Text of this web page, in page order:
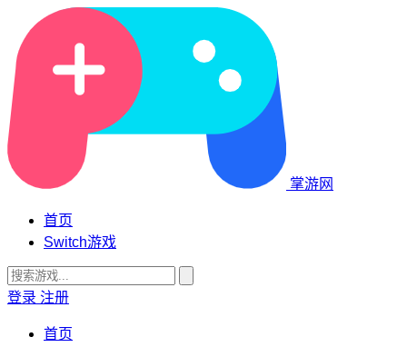
掌游网
首页
Switch游戏
登录 注册
首页